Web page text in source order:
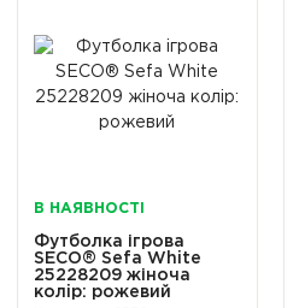
В НАЯВНОСТІ
Футболка ігрова
SECO® Sefa White
25228209 жіноча
колiр: рожевий